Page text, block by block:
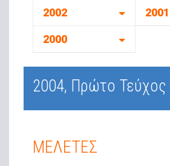
2002 2001
2000
2004, Πρώτο Τεύχος
ΜΕΛΕΤΕΣ